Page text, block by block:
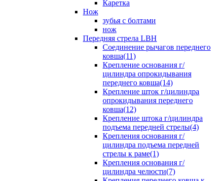
Каретка
Нож
зубья с болтами
нож
Передняя стрела LBH
Cоединение рычагов переднего
ковша(11)
Крепление основания г/
цилиндра опрокидывания
переднего ковша(14)
Крепление шток г/цилиндра
опрокидывания переднего
ковша(12)
Крепление штока г/цилиндра
подъема передней стрелы(4)
Крепления основания г/
цилиндра подъема передней
стрелы к раме(1)
Крепления основания г/
цилиндра челюсти(7)